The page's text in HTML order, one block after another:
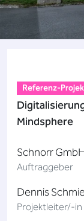
Referenz-
Mindsphere
Schnorr
Auftraggeber
Dennis
Projektleiter/-